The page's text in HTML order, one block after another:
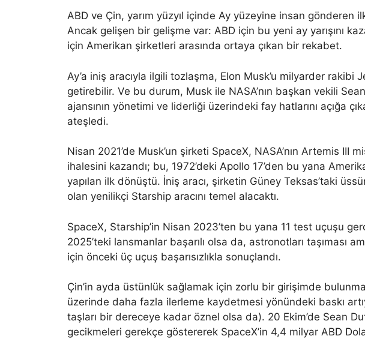
ABD ve Çin, yarım yüzyıl içinde Ay yüzeyine insan gönderen
Ancak gelişen bir gelişme var: ABD için bu yeni ay yarışını
için Amerikan şirketleri arasında ortaya çıkan bir rekabet.
Ay’a iniş aracıyla ilgili tozlaşma, Elon Musk’u milyarder rakibi
getirebilir. Ve bu durum, Musk ile NASA’nın başkan vekili
ajansının yönetimi ve liderliği üzerindeki fay hatlarını açığa
ateşledi.
Nisan 2021’de Musk’un şirketi SpaceX, NASA’nın Artemis III
ihalesini kazandı; bu, 1972’deki Apollo 17’den bu yana
yapılan ilk dönüştü. İniş aracı, şirketin Güney Teksas’taki
olan yenilikçi Starship aracını temel alacaktı.
SpaceX, Starship’in Nisan 2023’ten bu yana 11 test uçuşu
2025’teki lansmanlar başarılı olsa da, astronotları taşıması
için önceki üç uçuş başarısızlıkla sonuçlandı.
Çin’in ayda üstünlük sağlamak için zorlu bir girişimde
üzerinde daha fazla ilerleme kaydetmesi yönündeki baskı
taşları bir dereceye kadar öznel olsa da). 20 Ekim’de Sean
gecikmeleri gerekçe göstererek SpaceX’in 4,4 milyar ABD